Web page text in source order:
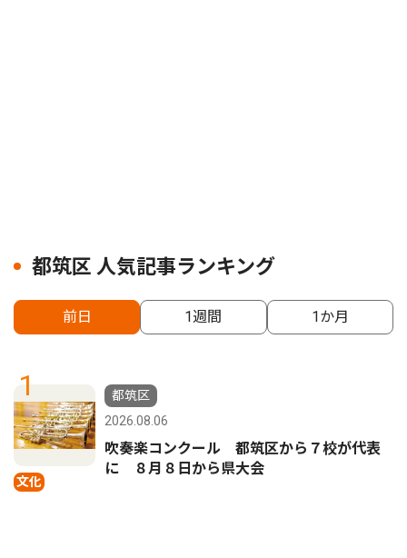
都筑区 人気記事ランキング
前日 1週間 1か月
1
文化
都筑区
2026.08.06
吹奏楽コンクール 都筑区から７校が代表
に ８月８日から県大会